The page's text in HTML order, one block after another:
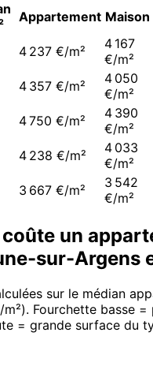
Appartement Maison
4 237 €/m²
4 167
€/m²
4 357 €/m²
4 050
€/m²
4 750 €/m²
4 390
€/m²
4 238 €/m²
4 033
€/m²
3 667 €/m²
3 542
€/m²
un
sur-Argens
sur le médian
). Fourchette basse
= grande surface du